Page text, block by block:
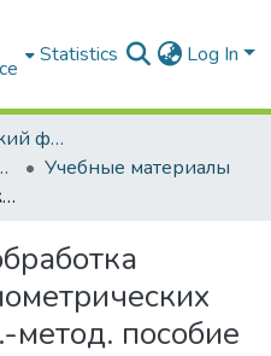
Statistics Log In
Агротехнологический факультет
растений
Учебные материалы
Статистическая обработка результатов радиометрических измерений : учеб.-метод. пособие
метод. пособие